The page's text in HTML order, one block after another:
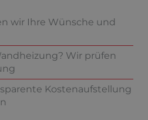
wir Ihre Wünsche und
Wir prüfen
Kostenaufstellung